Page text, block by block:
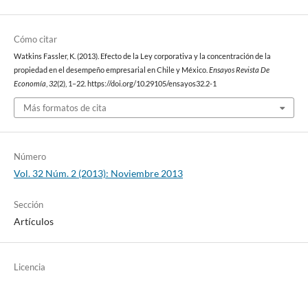
Cómo citar
Watkins Fassler, K. (2013). Efecto de la Ley corporativa y la concentración de la
propiedad en el desempeño empresarial en Chile y México. Ensayos Revista De
Economía 32(2), 1–22. https://doi.org/10.29105/ensayos32.2-1
Más formatos de cita
Número
Vol. 32 Núm. 2 (2013): Noviembre 2013
Sección
Artículos
Licencia